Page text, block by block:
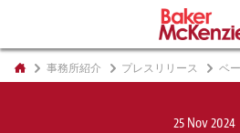
事務所紹介 プレスリリース ベーカーマ
25 Nov 2024